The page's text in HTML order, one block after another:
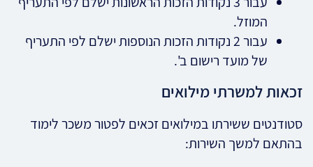
המוזל.
עבור 2 נקודות הזכות הנוספות ישלם לפי התעריף
של מועד רישום ב'.
זכאות למשרתי מילואים
סטודנטים ששירתו במילואים זכאים לפטור משכר לימוד
בהתאם למשך השירות: